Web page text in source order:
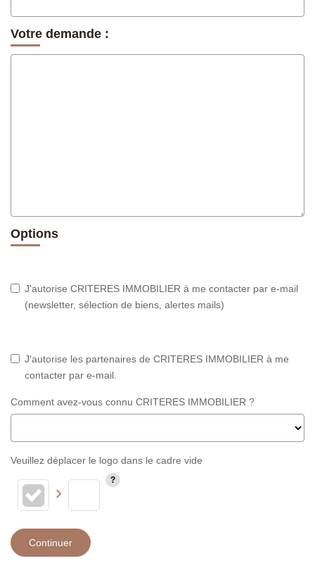
Votre demande :
Options
J'autorise CRITERES IMMOBILIER à me contacter par e-mail
(newsletter, sélection de biens, alertes mails)
J'autorise les partenaires de CRITERES IMMOBILIER à me
contacter par e-mail.
Comment avez-vous connu CRITERES IMMOBILIER ?
Veuillez déplacer le logo dans le cadre vide
Continuer